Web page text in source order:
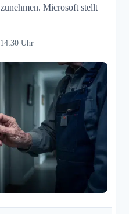
Microsoft stellt
Uhr